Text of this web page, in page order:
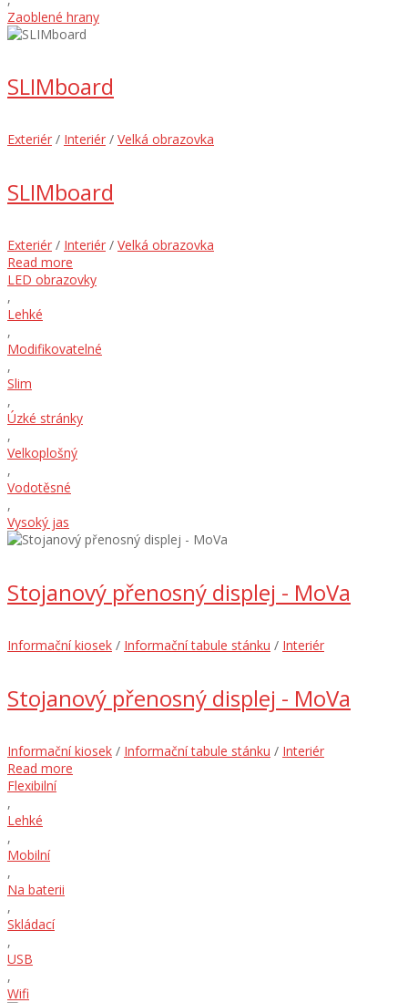
Zaoblené hrany
SLIMboard
Exteriér / Interiér / Velká obrazovka
SLIMboard
Exteriér / Interiér / Velká obrazovka
Read more
LED obrazovky
,
Lehké
,
Modifikovatelné
,
Slim
,
Úzké stránky
,
Velkoplošný
,
Vodotěsné
,
Vysoký jas
Stojanový přenosný displej - MoVa
Informační kiosek / Informační tabule stánku / Interiér
Stojanový přenosný displej - MoVa
Informační kiosek / Informační tabule stánku / Interiér
Read more
Flexibilní
,
Lehké
,
Mobilní
,
Na baterii
,
Skládací
,
USB
,
Wifi